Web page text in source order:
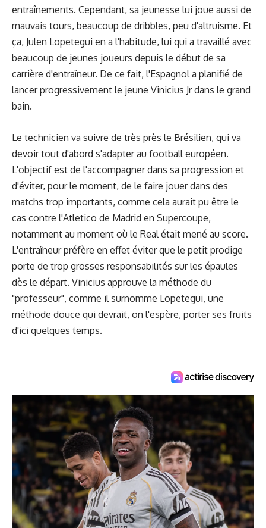
entraînements. Cependant, sa jeunesse lui joue aussi de
mauvais tours, beaucoup de dribbles, peu d'altruisme. Et
ça, Julen Lopetegui en a l'habitude, lui qui a travaillé avec
beaucoup de jeunes joueurs depuis le début de sa
carrière d'entraîneur. De ce fait, l'Espagnol a planifié de
lancer progressivement le jeune Vinicius Jr dans le grand
bain.
Le technicien va suivre de très près le Brésilien, qui va
devoir tout d'abord s'adapter au football européen.
L'objectif est de l'accompagner dans sa progression et
d'éviter, pour le moment, de le faire jouer dans des
matchs trop importants, comme cela aurait pu être le
cas contre l'Atletico de Madrid en Supercoupe,
notamment au moment où le Real était mené au score.
L'entraîneur préfère en effet éviter que le petit prodige
porte de trop grosses responsabilités sur les épaules
dès le départ. Vinicius approuve la méthode du
"professeur", comme il surnomme Lopetegui, une
méthode douce qui devrait, on l'espère, porter ses fruits
d'ici quelques temps.